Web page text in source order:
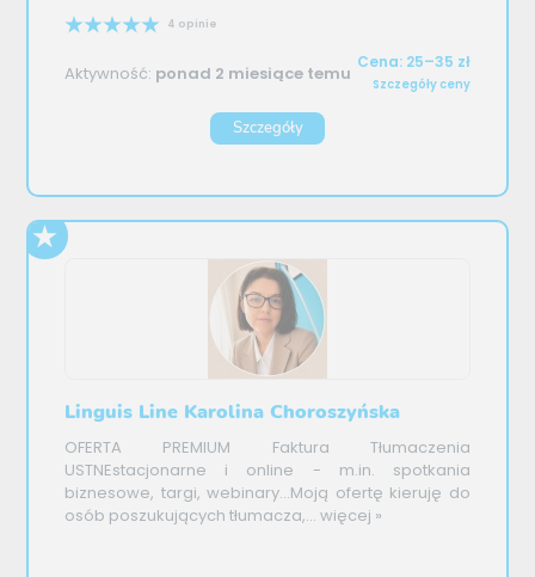
4 opinie
Aktywność: ponad 2 miesiące temu Cena: 25–35 zł
Szczegóły ceny
Szczegóły
Linguis Line Karolina Choroszyńska
OFERTA PREMIUM Faktura Tłumaczenia
USTNEstacjonarne i online - m.in. spotkania
biznesowe, targi, webinary...Moją ofertę kieruję do
osób poszukujących tłumacza,... więcej »